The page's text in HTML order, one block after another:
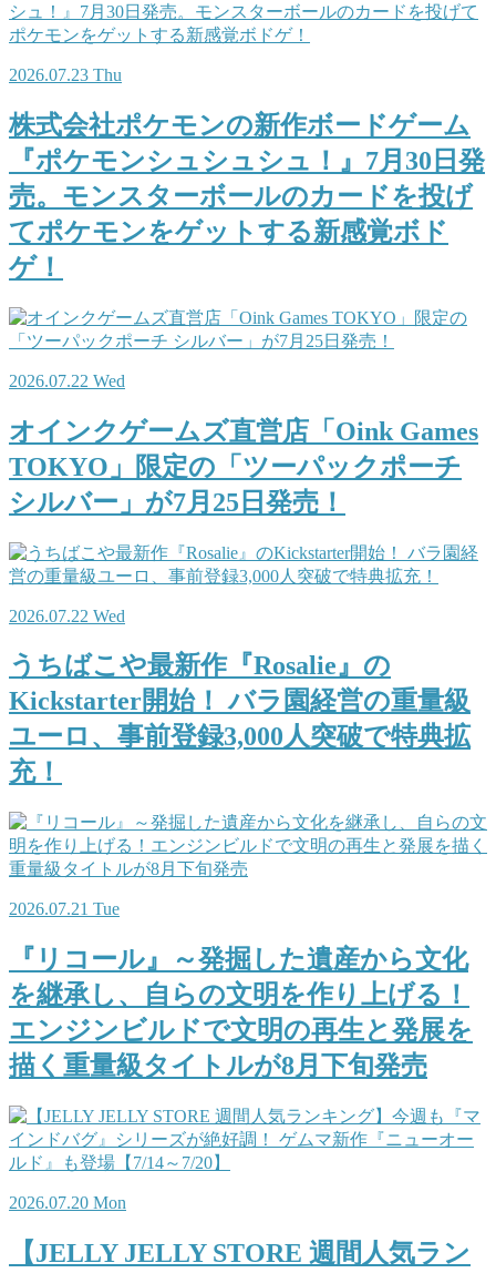
2026.07.23 Thu
株式会社ポケモンの新作ボードゲーム
『ポケモンシュシュシュ！』7月30日発
売。モンスターボールのカードを投げ
てポケモンをゲットする新感覚ボド
ゲ！
2026.07.22 Wed
オインクゲームズ直営店「Oink Games
TOKYO」限定の「ツーパックポーチ
シルバー」が7月25日発売！
2026.07.22 Wed
うちばこや最新作『Rosalie』の
Kickstarter開始！ バラ園経営の重量級
ユーロ、事前登録3,000人突破で特典拡
充！
2026.07.21 Tue
『リコール』～発掘した遺産から文化
を継承し、自らの文明を作り上げる！
エンジンビルドで文明の再生と発展を
描く重量級タイトルが8月下旬発売
2026.07.20 Mon
【JELLY JELLY STORE 週間人気ラン